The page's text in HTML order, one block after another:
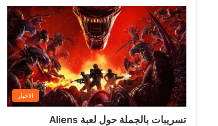
الاخبار
تسريبات بالجملة حول لعبة Aliens